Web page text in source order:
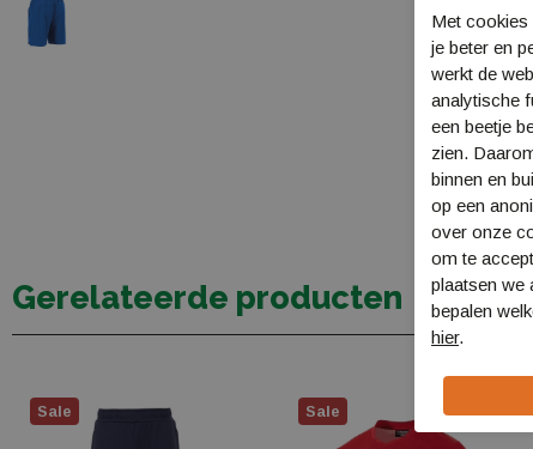
Gerelateerde producten
Sale Sale
Met cookies
je beter en
werkt de
analytische
een beetje
zien.
binnen en
op een
over onze
om te
plaatsen we
bepalen
hier.